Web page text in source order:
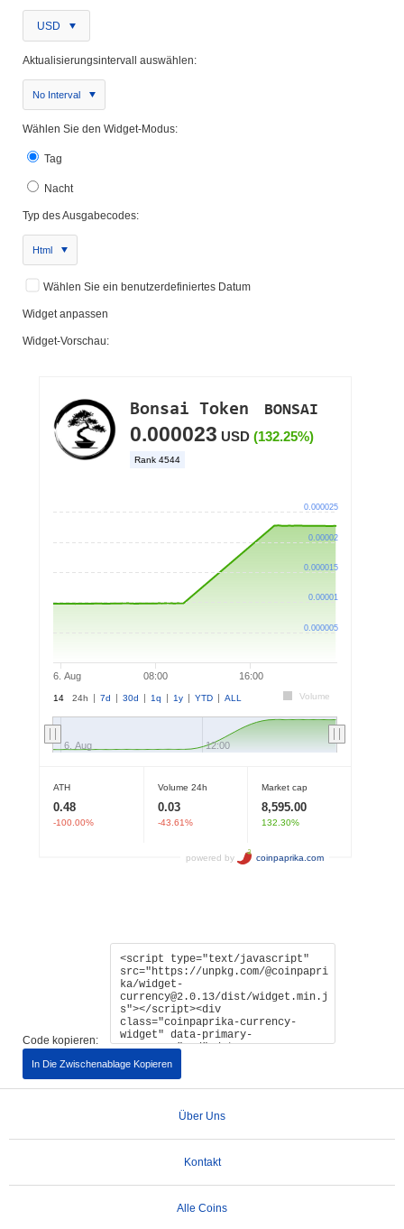
USD
Aktualisierungsintervall auswählen:
No Interval
Wählen Sie den Widget-Modus:
Tag
Nacht
Typ des Ausgabecodes:
Html
Wählen Sie ein benutzerdefiniertes Datum
Widget anpassen
Widget-Vorschau:
Code kopieren:
In Die Zwischenablage Kopieren
Über Uns
Kontakt
Alle Coins